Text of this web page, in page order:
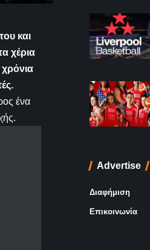
και
χέρια
ς.
ένα
Advertise
Διαφήμιση
Επικοινωνία